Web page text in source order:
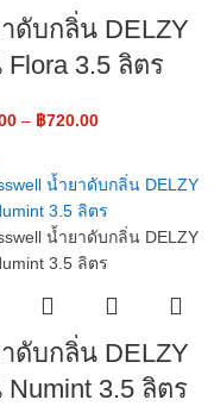
ดับกลิ่น DELZY
Flora 3.5 ลิตร
– ฿720.00
ดับกลิ่น DELZY
Numint 3.5 ลิตร